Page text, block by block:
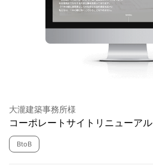
大瀧建築事務所様
コーポレートサイトリニューアル
BtoB